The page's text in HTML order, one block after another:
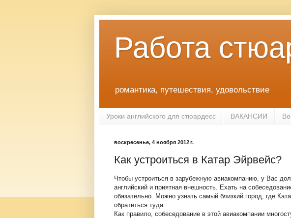
Работа
романтика, путешествия, удовольствие
Уроки английского для стюардесс ВАКАНСИИ
воскресенье, 4 ноября 2012 г.
Как устроиться в Катар Эйрвейс?
Чтобы устроиться в зарубежную авиакомпанию, у Вас
английский и приятная внешность. Ехать на
обязательно. Можно узнать самый близкий город, где
обратиться туда.
Как правило, собеседование в этой авиакомпании